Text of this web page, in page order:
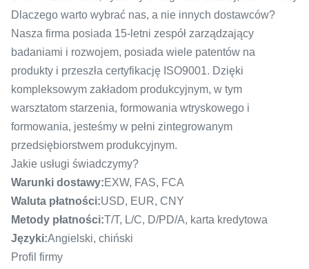
Dlaczego warto wybrać nas, a nie innych dostawców?
Nasza firma posiada 15-letni zespół zarządzający
badaniami i rozwojem, posiada wiele patentów na
produkty i przeszła certyfikację ISO9001. Dzięki
kompleksowym zakładom produkcyjnym, w tym
warsztatom starzenia, formowania wtryskowego i
formowania, jesteśmy w pełni zintegrowanym
przedsiębiorstwem produkcyjnym.
Jakie usługi świadczymy?
Warunki dostawy:EXW, FAS, FCA
Waluta płatności:USD, EUR, CNY
Metody płatności:T/T, L/C, D/PD/A, karta kredytowa
Języki:Angielski, chiński
Profil firmy